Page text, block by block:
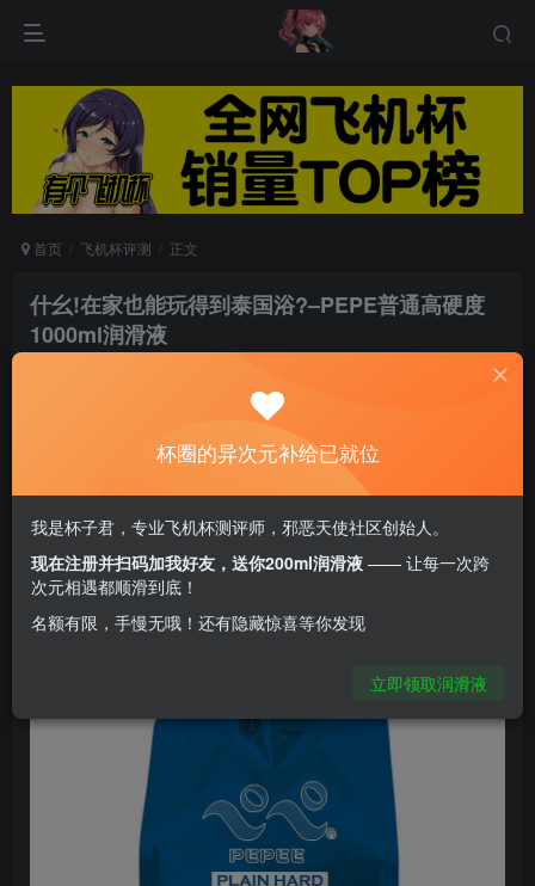
首页 飞机杯评测 正文
什幺!在家也能玩得到泰国浴?–PEPE普通高硬度
1000ml润滑液
(一)前言大家好我是%特非常荣幸能担任这次的产
品测试员，这次要来跟大家分享的产品是 PEPE
普通高硬度1000ml 润滑液~
杯圈的异次元补给已就位
我是杯子君，专业飞机杯测评师，邪恶天使社区创始人。
现在注册并扫码加我好友，送你200ml润滑液 —— 让每一次跨
次元相遇都顺滑到底！
名额有限，手慢无哦！还有隐藏惊喜等你发现
立即领取润滑液